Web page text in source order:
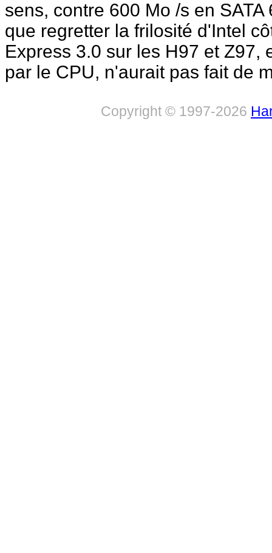
sens, contre 600 Mo /s en
que regretter la frilosité d'Intel
Express 3.0 sur les H97 et Z97,
par le CPU, n'aurait pas fait de
Copyright © 1997-2026